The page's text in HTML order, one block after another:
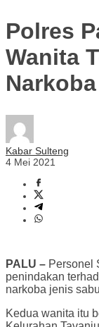
Polres
Wanita
Narkoba
Kabar Sulteng
4 Mei 2021
PALU – Personel
penindakan
narkoba jenis
Kedua wanita itu